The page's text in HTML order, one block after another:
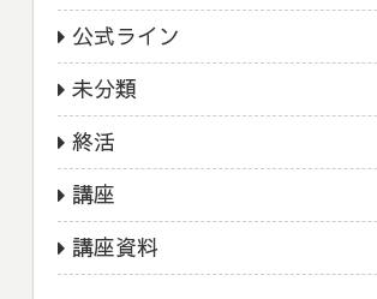
公式ライン
未分類
終活
講座
講座資料